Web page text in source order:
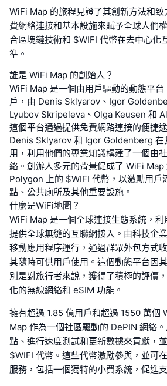
WiFi Map 的旅程見證了其創新方法和
費網絡連接和基本設施來賦予全球人們
合區塊鏈技術和 $WIFI 代幣在去中心化
準。
誰是 WiFi Map 的創始人？
WiFi Map 是一個由用戶驅動的動態平台
戶，由 Denis Sklyarov、Igor
Lyubov Skripeleva、Olga Keusen 和
這個平台通過提供免費網路連接的便捷
Denis Sklyarov 和 Igor Goldenberg 在
用，利用他們的專業知識構建了一個由
絡。創辦人多元的背景促成了 WiFi Map
Polygon 上的 $WIFI 代幣，以激勵用戶
點、公共廁所及其他重要設施。
什麼是WiFi地圖？
WiFi Map 是一個全球連接生態系統，利
提供全球無縫的互聯網接入。由科技企
移動應用程序運行，通過群眾外包方式
其隨時可供用戶使用。這個動態平台因
別是對旅行者來說，獲得了積極的評價
化的無線網絡和 eSIM 功能。
擁有超過 1.85 億用戶和超過 1550 萬個
Map 作為一個社區驅動的 DePIN 網絡
點、進行速度測試和更新數據來貢獻，
$WIFI 代幣。這些代幣激勵參與，並可
服務，包括一個獨特的小費系統，促進